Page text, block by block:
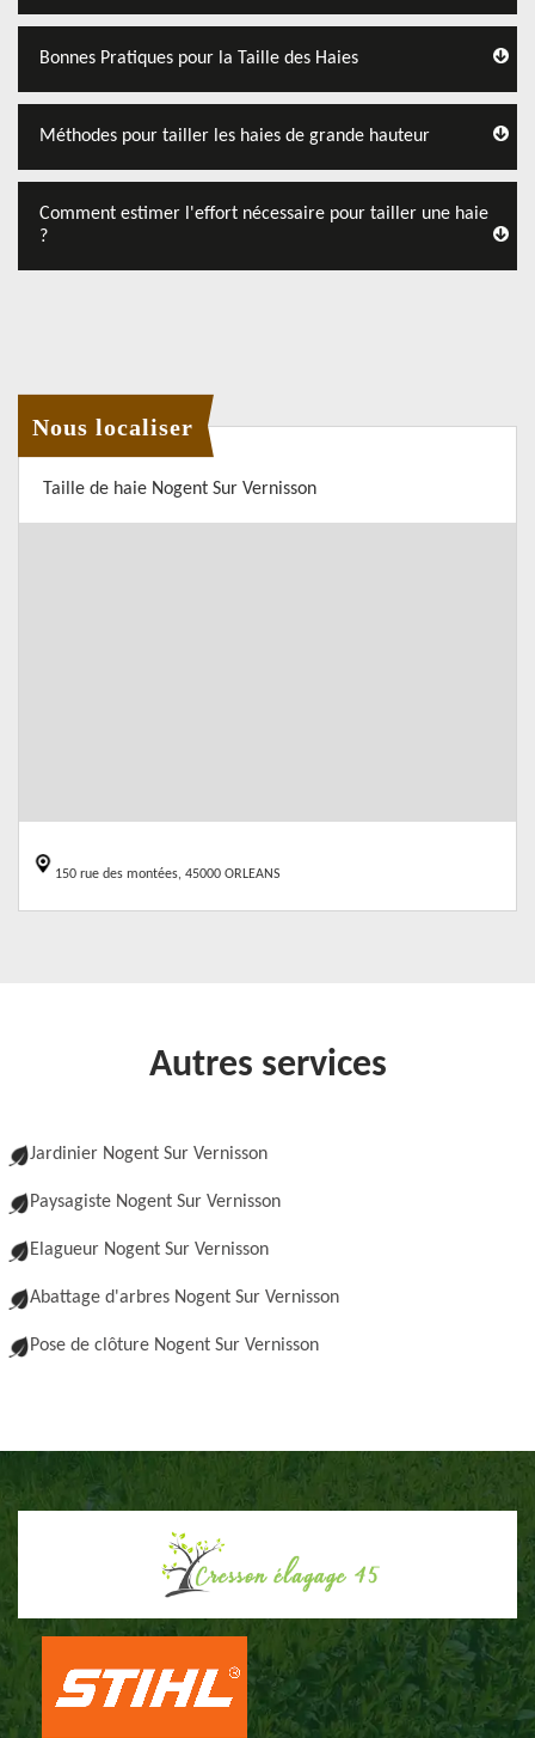
Bonnes Pratiques pour la Taille des Haies
Méthodes pour tailler les haies de grande hauteur
Comment estimer l'effort nécessaire pour tailler une haie
?
Nous localiser
Taille de haie Nogent Sur Vernisson
150 rue des montées, 45000 ORLEANS
Autres services
Jardinier Nogent Sur Vernisson
Paysagiste Nogent Sur Vernisson
Elagueur Nogent Sur Vernisson
Abattage d'arbres Nogent Sur Vernisson
Pose de clôture Nogent Sur Vernisson